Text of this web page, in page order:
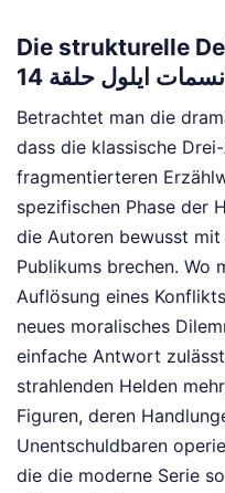
Die strukturelle
ايلول حلقة 14
Betrachtet man die
dass die klassische
fragmentierteren
spezifischen Phase der
die Autoren bewusst
Publikums brechen. Wo
Auflösung eines
neues moralisches
einfache Antwort
strahlenden Helden
Figuren, deren
Unentschuldbaren
die die moderne Serie